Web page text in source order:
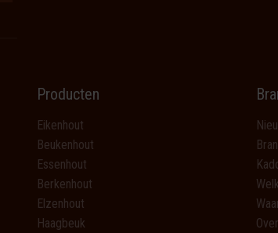
Producten
Eikenhout
Beukenhout
Essenhout
Berkenhout
Elzenhout
Haagbeuk